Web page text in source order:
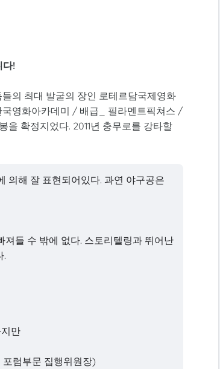
다!
의 최대 발굴의 장인 로테르담국제영화
영화아카데미 / 배급_ 필라멘트픽쳐스 /
확정지었다. 2011년 충무로를 강타할
의해 잘 표현되어있다. 과연 야구공은
져들 수 밖에 없다. 스토리텔링과 뛰어난
.
만
포럼부문 집행위원장)